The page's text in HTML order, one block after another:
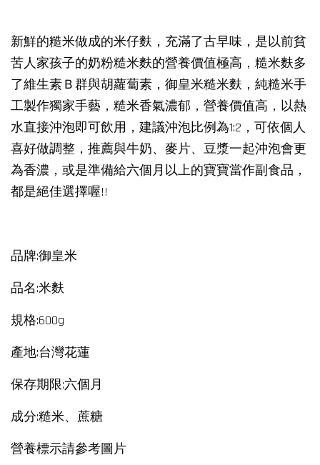
新鮮的糙米做成的米仔麩，充滿了古早味，是以前貧
苦人家孩子的奶粉糙米麩的營養價值極高，糙米麩多
了維生素Ｂ群與胡蘿蔔素，御皇米糙米麩，純糙米手
工製作獨家手藝，糙米香氣濃郁，營養價值高，以熱
水直接沖泡即可飲用，建議沖泡比例為1:2，可依個人
喜好做調整，推薦與牛奶、麥片、豆漿一起沖泡會更
為香濃，或是準備給六個月以上的寶寶當作副食品，
都是絕佳選擇喔!!
品牌:御皇米
品名:米麩
規格:600g
產地:台灣花蓮
保存期限:六個月
成分:糙米、蔗糖
營養標示請參考圖片